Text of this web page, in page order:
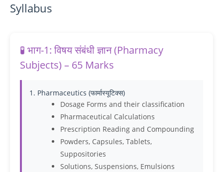
Syllabus
🧪 भाग-1: विषय संबंधी ज्ञान (Pharmacy
Subjects) – 65 Marks
1. Pharmaceutics (फार्मास्यूटिक्स)
Dosage Forms and their classification
Pharmaceutical Calculations
Prescription Reading and Compounding
Powders, Capsules, Tablets,
Suppositories
Solutions, Suspensions, Emulsions